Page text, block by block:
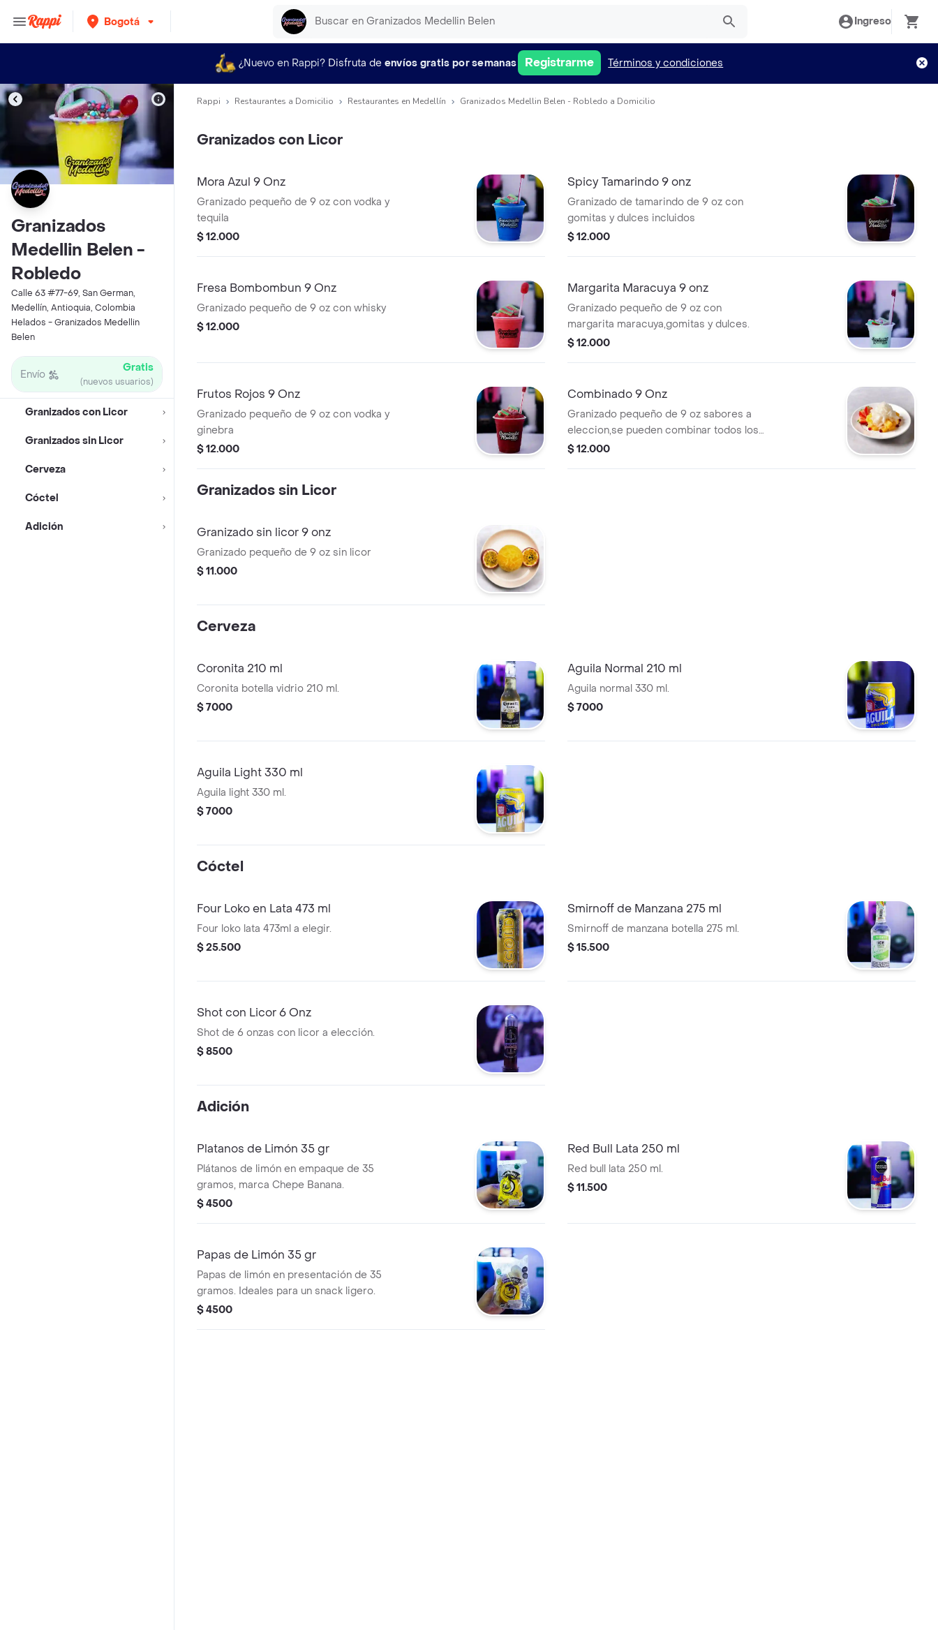
Bogotá Ingreso
¿Nuevo en Rappi? Disfruta de envíos gratis por semanas Registrarme Términos y condiciones
Granizados
Medellin Belen -
Robledo
Calle 63 #77-69, San German,
Medellín, Antioquia, Colombia
Helados - Granizados Medellin
Belen
Envío Gratis
(nuevos usuarios)
Granizados con Licor
Granizados sin Licor
Cerveza
Cóctel
Adición
Rappi Restaurantes a Domicilio Restaurantes en Medellín Granizados Medellin Belen - Robledo a Domicilio
Granizados con Licor
Mora Azul 9 Onz
Granizado pequeño de 9 oz con vodka y
tequila
$ 12.000
Spicy Tamarindo 9 onz
Granizado de tamarindo de 9 oz con
gomitas y dulces incluidos
$ 12.000
Fresa Bombombun 9 Onz
Granizado pequeño de 9 oz con whisky
$ 12.000
Margarita Maracuya 9 onz
Granizado pequeño de 9 oz con
margarita maracuya,gomitas y dulces.
$ 12.000
Frutos Rojos 9 Onz
Granizado pequeño de 9 oz con vodka y
ginebra
$ 12.000
Combinado 9 Onz
Granizado pequeño de 9 oz sabores a
eleccion,se pueden combinar todos los
sabores
$ 12.000
Granizados sin Licor
Granizado sin licor 9 onz
Granizado pequeño de 9 oz sin licor
$ 11.000
Cerveza
Coronita 210 ml
Coronita botella vidrio 210 ml.
$ 7000
Aguila Normal 210 ml
Aguila normal 330 ml.
$ 7000
Aguila Light 330 ml
Aguila light 330 ml.
$ 7000
Cóctel
Four Loko en Lata 473 ml
Four loko lata 473ml a elegir.
$ 25.500
Smirnoff de Manzana 275 ml
Smirnoff de manzana botella 275 ml.
$ 15.500
Shot con Licor 6 Onz
Shot de 6 onzas con licor a elección.
$ 8500
Adición
Platanos de Limón 35 gr
Plátanos de limón en empaque de 35
gramos, marca Chepe Banana.
$ 4500
Red Bull Lata 250 ml
Red bull lata 250 ml.
$ 11.500
Papas de Limón 35 gr
Papas de limón en presentación de 35
gramos. Ideales para un snack ligero.
$ 4500